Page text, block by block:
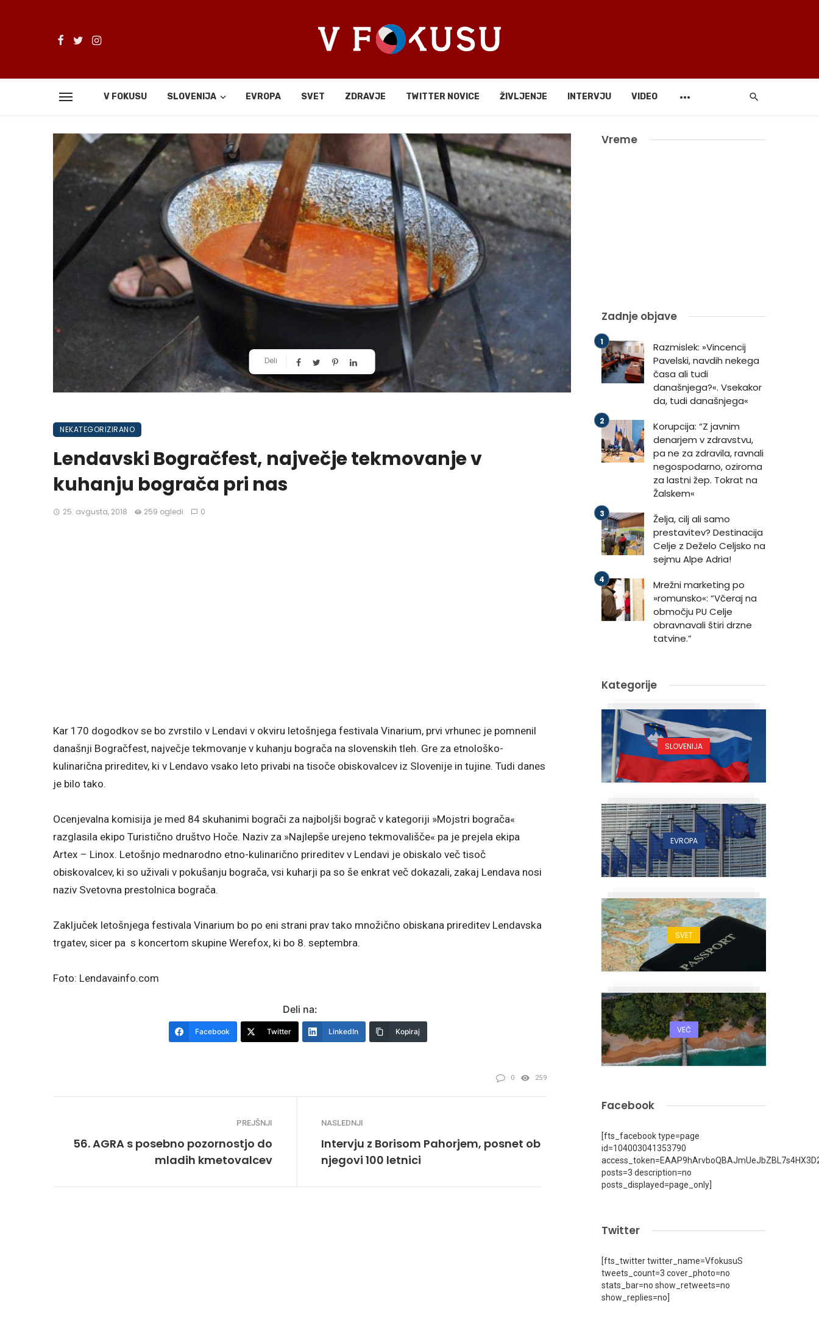
V FOKUSU SLOVENIJA EVROPA SVET ZDRAVJE TWITTER NOVICE ŽIVLJENJE INTERVJU VIDEO
Deli
NEKATEGORIZIRANO
Lendavski Bogračfest, največje tekmovanje v
kuhanju bograča pri nas
25. avgusta, 2018 259 ogledi 0
Kar 170 dogodkov se bo zvrstilo v Lendavi v okviru letošnjega festivala Vinarium, prvi vrhunec je pomnenil
današnji Bogračfest, največje tekmovanje v kuhanju bograča na slovenskih tleh. Gre za etnološko-
kulinarična prireditev, ki v Lendavo vsako leto privabi na tisoče obiskovalcev iz Slovenije in tujine. Tudi danes
je bilo tako.
Ocenjevalna komisija je med 84 skuhanimi bograči za najboljši bograč v kategoriji »Mojstri bograča«
razglasila ekipo Turistično društvo Hoče. Naziv za »Najlepše urejeno tekmovališče« pa je prejela ekipa
Artex – Linox. Letošnjo mednarodno etno-kulinarično prireditev v Lendavi je obiskalo več tisoč
obiskovalcev, ki so uživali v pokušanju bograča, vsi kuharji pa so še enkrat več dokazali, zakaj Lendava nosi
naziv Svetovna prestolnica bograča.
Zaključek letošnjega festivala Vinarium bo po eni strani prav tako množično obiskana prireditev Lendavska
trgatev, sicer pa s koncertom skupine Werefox, ki bo 8. septembra.
Foto: Lendavainfo.com
Deli na:
Facebook Twitter LinkedIn Kopiraj
0 259
PREJŠNJI
56. AGRA s posebno pozornostjo do
mladih kmetovalcev
NASLEDNJI
Intervju z Borisom Pahorjem, posnet ob
njegovi 100 letnici
Vreme
Zadnje objave
Razmislek: »Vincencij
Pavelski, navdih nekega
časa ali tudi
današnjega?«. Vsekakor
da, tudi današnjega«
Korupcija: “Z javnim
denarjem v zdravstvu,
pa ne za zdravila, ravnali
negospodarno, oziroma
za lastni žep. Tokrat na
Žalskem«
Želja, cilj ali samo
prestavitev? Destinacija
Celje z Deželo Celjsko na
sejmu Alpe Adria!
Mrežni marketing po
»romunsko«: “Včeraj na
območju PU Celje
obravnavali štiri drzne
tatvine.”
Kategorije
SLOVENIJA
EVROPA
SVET
VEČ
Facebook
[fts_facebook type=page
id=104003041353790
posts=3 description=no
posts_displayed=page_only]
Twitter
[fts_twitter twitter_name=VfokusuS
tweets_count=3 cover_photo=no
stats_bar=no show_retweets=no
show_replies=no]